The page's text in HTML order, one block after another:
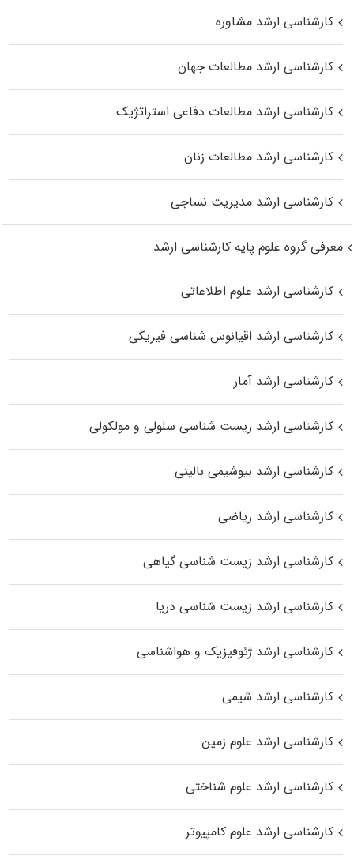
کارشناسی ارشد مشاوره
کارشناسی ارشد مطالعات جهان
کارشناسی ارشد مطالعات دفاعی استراتژیک
کارشناسی ارشد مطالعات زنان
کارشناسی ارشد مدیریت نساجی
معرفی گروه علوم پایه کارشناسی ارشد
کارشناسی ارشد علوم اطلاعاتی
کارشناسی ارشد اقیانوس‌ شناسی فیزیکی
کارشناسی ارشد آمار
کارشناسی ارشد زیست شناسی سلولی و مولکولی
کارشناسی ارشد بیوشیمی بالینی
کارشناسی ارشد ریاضی
کارشناسی ارشد زیست‌ شناسی گیاهی
کارشناسی ارشد زیست‌ شناسی دریا
کارشناسی ارشد ژئوفیزیک و هواشناسی
کارشناسی ارشد شیمی
کارشناسی ارشد علوم زمین
کارشناسی ارشد علوم شناختی
کارشناسی ارشد علوم کامپیوتر